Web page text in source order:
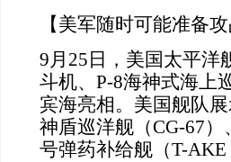
【美军随时可能准备
9月25日，美国太平洋
斗机、P-8海神式海上
宾海亮相。美国舰队
神盾巡洋舰（CG-67
号弹药补给舰（T-